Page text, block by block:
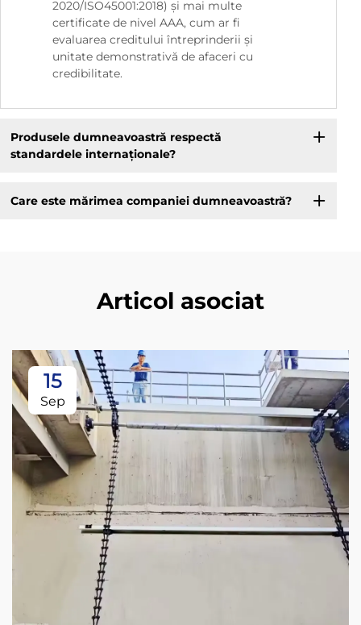
2020/ISO45001:2018) și mai multe
certificate de nivel AAA, cum ar fi
evaluarea creditului întreprinderii și
unitate demonstrativă de afaceri cu
credibilitate.
Produsele dumneavoastră respectă
standardele internaționale?
Care este mărimea companiei dumneavoastră?
Articol asociat
15
Sep